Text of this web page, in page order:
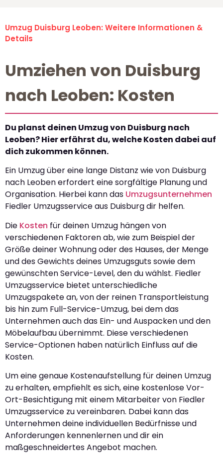
Umzug Duisburg Leoben: Weitere Informationen &
Details
Umziehen von Duisburg
nach Leoben: Kosten
Du planst deinen Umzug von Duisburg nach
Leoben? Hier erfährst du, welche Kosten dabei auf
dich zukommen können.
Ein Umzug über eine lange Distanz wie von Duisburg
nach Leoben erfordert eine sorgfältige Planung und
Organisation. Hierbei kann das Umzugsunternehmen
Fiedler Umzugsservice aus Duisburg dir helfen.
Die Kosten für deinen Umzug hängen von
verschiedenen Faktoren ab, wie zum Beispiel der
Größe deiner Wohnung oder des Hauses, der Menge
und des Gewichts deines Umzugsguts sowie dem
gewünschten Service-Level, den du wählst. Fiedler
Umzugsservice bietet unterschiedliche
Umzugspakete an, von der reinen Transportleistung
bis hin zum Full-Service-Umzug, bei dem das
Unternehmen auch das Ein- und Auspacken und den
Möbelaufbau übernimmt. Diese verschiedenen
Service-Optionen haben natürlich Einfluss auf die
Kosten.
Um eine genaue Kostenaufstellung für deinen Umzug
zu erhalten, empfiehlt es sich, eine kostenlose Vor-
Ort-Besichtigung mit einem Mitarbeiter von Fiedler
Umzugsservice zu vereinbaren. Dabei kann das
Unternehmen deine individuellen Bedürfnisse und
Anforderungen kennenlernen und dir ein
maßgeschneidertes Angebot machen.